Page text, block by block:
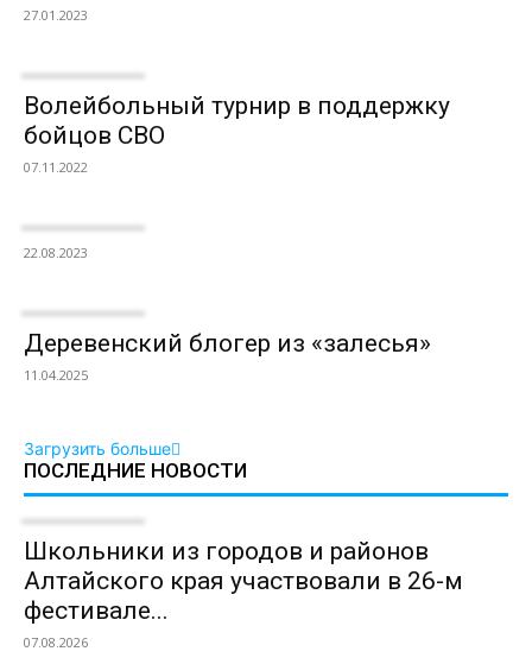
27.01.2023
Волейбольный турнир в поддержку
бойцов СВО
07.11.2022
22.08.2023
Деревенский блогер из «залесья»
11.04.2025
Загрузить больше
ПОСЛЕДНИЕ НОВОСТИ
Школьники из городов и районов
Алтайского края участвовали в 26-м
фестивале...
07.08.2026